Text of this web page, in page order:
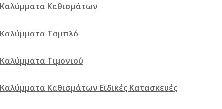
Καλύμματα Καθισμάτων
Καλύμματα Ταμπλό
Καλύμματα Τιμονιού
Καλύμματα Καθισμάτων Ειδικές Κατασκευές
305.69€ Διαβάστε περισσότερα
προβολή